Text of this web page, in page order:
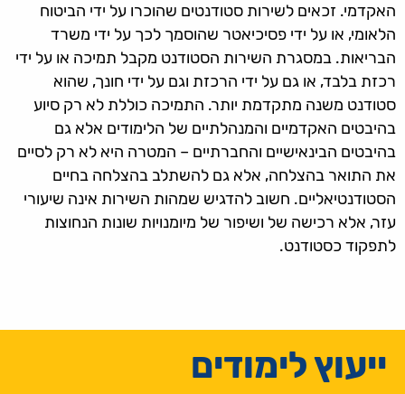
האקדמי. זכאים לשירות סטודנטים שהוכרו על ידי הביטוח
הלאומי, או על ידי פסיכיאטר שהוסמך לכך על ידי משרד
הבריאות. במסגרת השירות הסטודנט מקבל תמיכה או על ידי
רכזת בלבד, או גם על ידי הרכזת וגם על ידי חונך, שהוא
סטודנט משנה מתקדמת יותר. התמיכה כוללת לא רק סיוע
בהיבטים האקדמיים והמנהלתיים של הלימודים אלא גם
בהיבטים הבינאישיים והחברתיים – המטרה היא לא רק לסיים
את התואר בהצלחה, אלא גם להשתלב בהצלחה בחיים
הסטודנטיאליים. חשוב להדגיש שמהות השירות אינה שיעורי
עזר, אלא רכישה של ושיפור של מיומנויות שונות הנחוצות
לתפקוד כסטודנט.
ייעוץ לימודים